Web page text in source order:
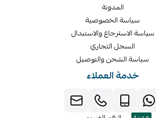
المدونة
سياسة الخصوصية
سياسة الاسترجاع والاستبدال
السجل التجاري
سياسة الشحن والتوصيل
خدمة العملاء